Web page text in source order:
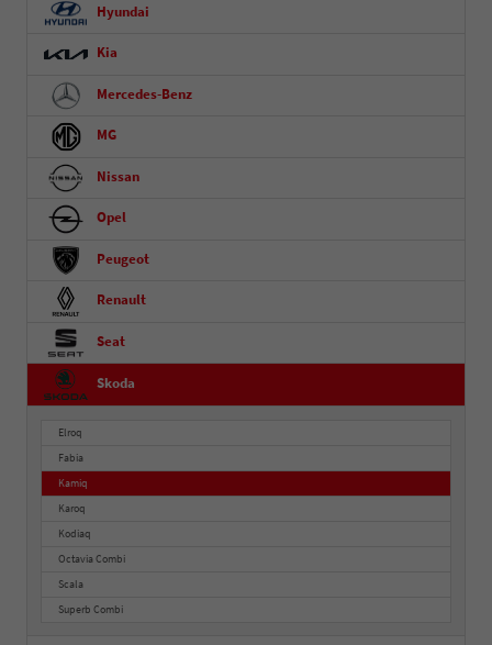
Hyundai
Kia
Mercedes-Benz
MG
Nissan
Opel
Peugeot
Renault
Seat
Skoda
Elroq
Fabia
Kamiq
Karoq
Kodiaq
Octavia Combi
Scala
Superb Combi